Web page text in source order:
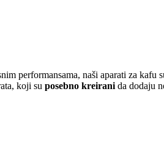
performansama, naši aparati za kafu
koji su posebno kreirani da dodaju